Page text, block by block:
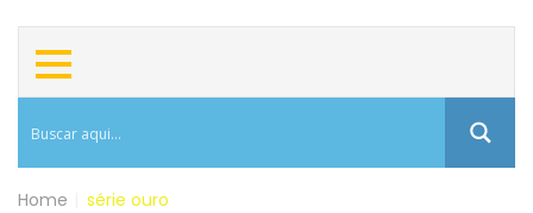
Home série ouro